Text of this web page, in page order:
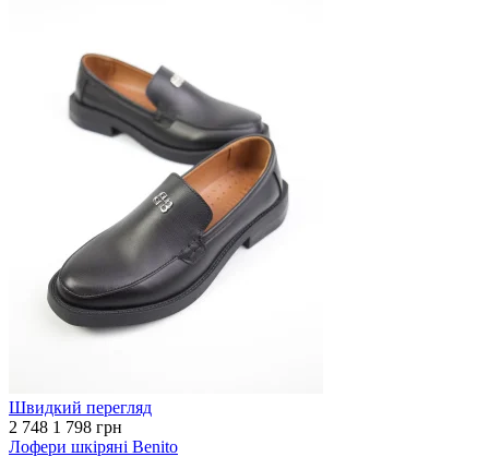
Швидкий перегляд
2 748 1 798 грн
Лофери шкіряні Benito